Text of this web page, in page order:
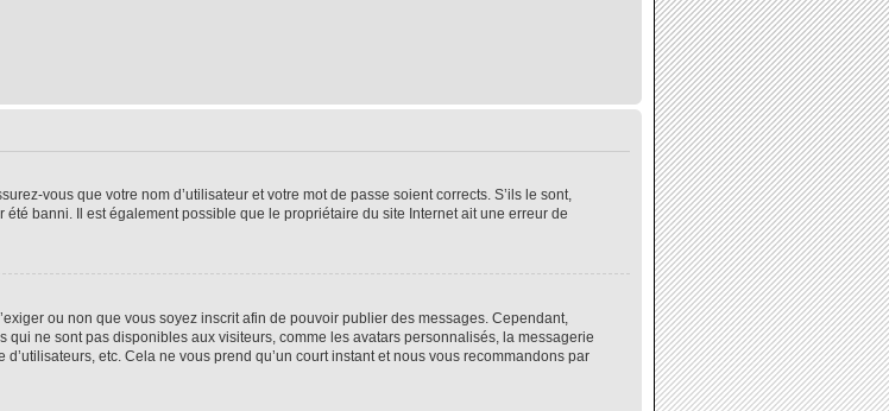
vous que votre nom d’utilisateur et votre mot de passe soient corrects. S’ils le sont,
banni. Il est également possible que le propriétaire du site Internet ait une erreur de
ou non que vous soyez inscrit afin de pouvoir publier des messages. Cependant,
qui ne sont pas disponibles aux visiteurs, comme les avatars personnalisés, la messagerie
etc. Cela ne vous prend qu’un court instant et nous vous recommandons par